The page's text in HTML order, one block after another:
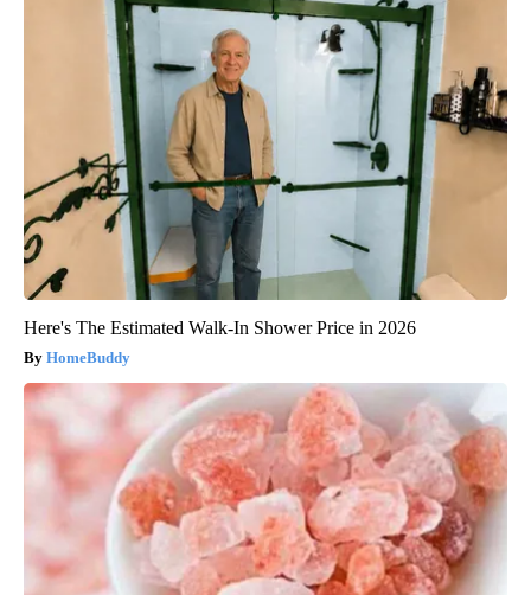
Here's The Estimated Walk-In Shower Price in 2026
HomeBuddy